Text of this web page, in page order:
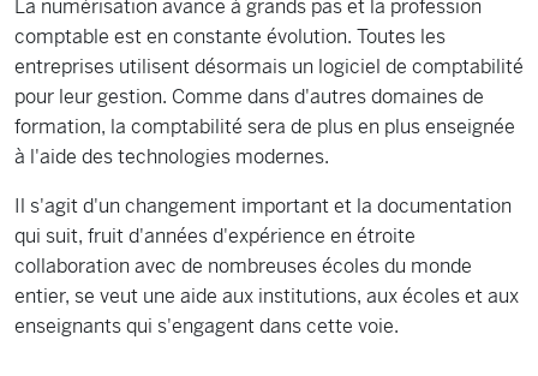
La numérisation avance à grands pas et la profession
comptable est en constante évolution. Toutes les
entreprises utilisent désormais un logiciel de comptabilité
pour leur gestion. Comme dans d'autres domaines de
formation, la comptabilité sera de plus en plus enseignée
à l'aide des technologies modernes.
Il s'agit d'un changement important et la documentation
qui suit, fruit d'années d'expérience en étroite
collaboration avec de nombreuses écoles du monde
entier, se veut une aide aux institutions, aux écoles et aux
enseignants qui s'engagent dans cette voie.